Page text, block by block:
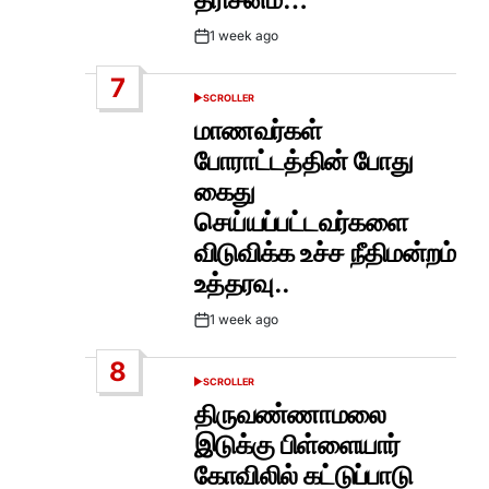
Post1 week ago
7
POSTED
SCROLLER
மாணவர்கள்
போராட்டத்தின் போது
கைது
செய்யப்பட்டவர்களை
விடுவிக்க உச்ச நீதிமன்றம்
உத்தரவு..
Post1 week ago
8
POSTED
SCROLLER
திருவண்ணாமலை
இடுக்கு பிள்ளையார்
கோவிலில் கட்டுப்பாடு